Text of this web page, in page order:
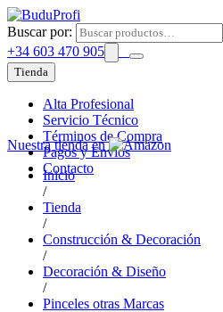
Buscar por:
+34 603 470 905
Tienda
Alta Profesional
Servicio Técnico
Términos de Compra
Pagos y Envíos
Contacto
Nuestra tienda en
Inicio
/
Tienda
/
Construcción & Decoración
/
Decoración & Diseño
/
Pinceles otras Marcas